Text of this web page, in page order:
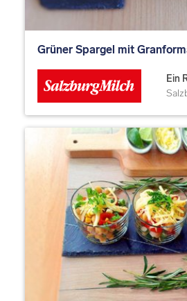
Grüner Spargel mit
Ein